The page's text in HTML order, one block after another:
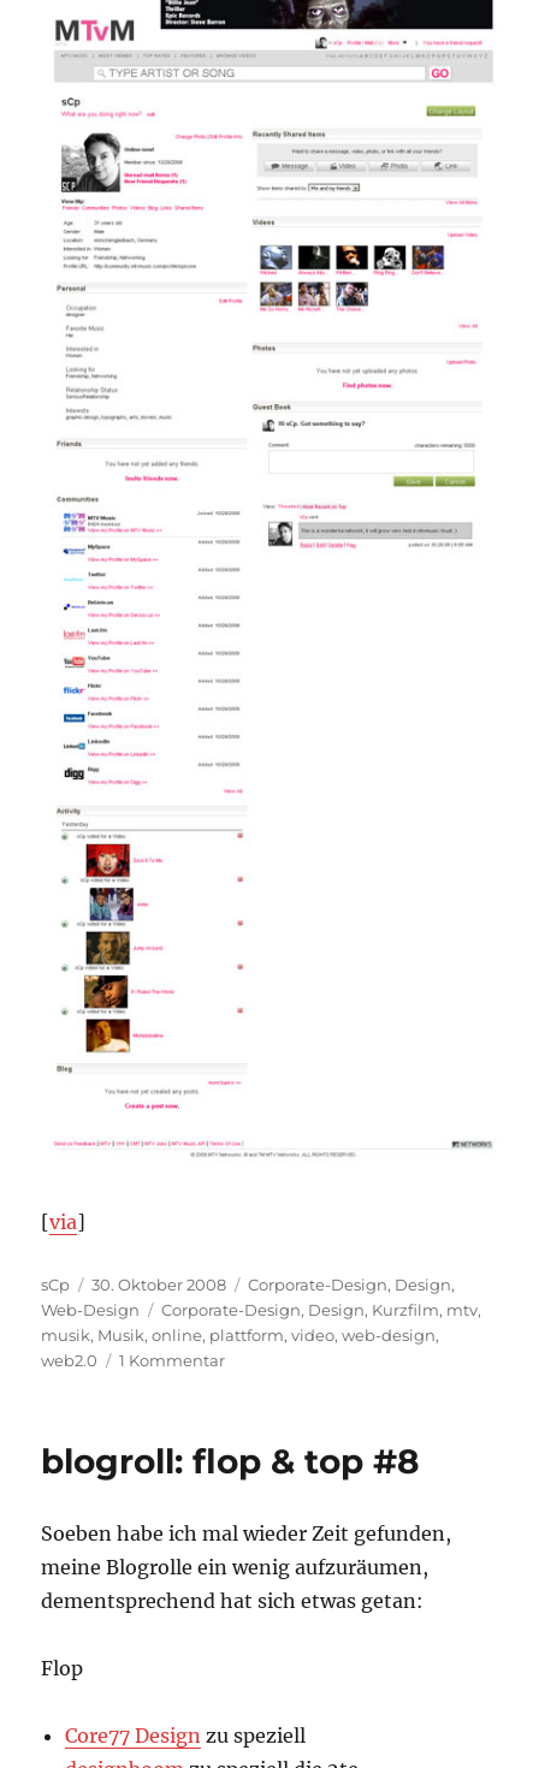
[via]
Autor
sCp
Veröffentlicht
am
30. Oktober 2008 Kategorien
Corporate-Design, Design,
Web-Design
Schlagwörter
Corporate-Design, Design, Kurzfilm, mtv,
musik, Musik,online, plattform,video,web-design,
web2.0
1 Kommentarzu
ein
Videoportal?
blogroll: flop & top #8
Soeben habe ich mal wieder Zeit gefunden,
meine Blogrolle ein wenig aufzuräumen,
dementsprechend hat sich etwas getan:
Flop
Core77 Design zu speziell